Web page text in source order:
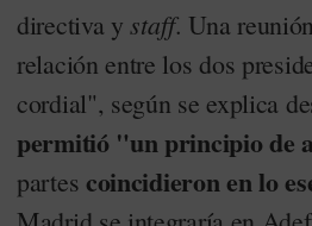
directiva ystaff. Una
relación entre los dos
cordial", según se explica
permitió "un principio de
partes coincidieron en lo